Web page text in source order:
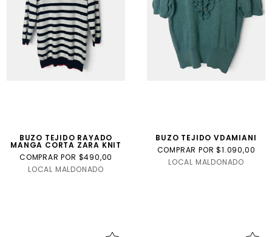
BUZO TEJIDO RAYADO
MANGA CORTA ZARA KNIT
COMPRAR POR $490,00
LOCAL MALDONADO
BUZO TEJIDO VDAMIANI
COMPRAR POR $1.090,00
LOCAL MALDONADO